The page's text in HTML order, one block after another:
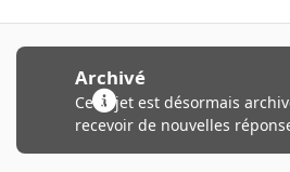
Archivé
Ce sujet est désormais
recevoir de nouvelles